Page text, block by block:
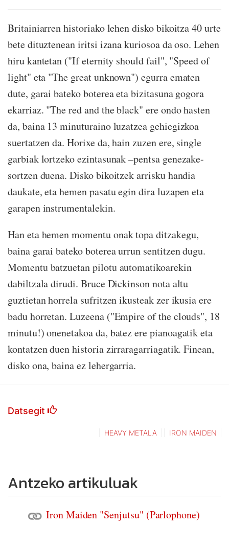
Britainiarren historiako lehen disko bikoitza 40 urte
bete dituztenean iritsi izana kuriosoa da oso. Lehen
hiru kantetan ("If eternity should fail", "Speed of
light" eta "The great unknown") egurra ematen
dute, garai bateko boterea eta bizitasuna gogora
ekarriaz. "The red and the black" ere ondo hasten
da, baina 13 minuturaino luzatzea gehiegizkoa
suertatzen da. Horixe da, hain zuzen ere, single
garbiak lortzeko ezintasunak –pentsa genezake-
sortzen duena. Disko bikoitzek arrisku handia
daukate, eta hemen pasatu egin dira luzapen eta
garapen instrumentalekin.
Han eta hemen momentu onak topa ditzakegu,
baina garai bateko boterea urrun sentitzen dugu.
Momentu batzuetan pilotu automatikoarekin
dabiltzala dirudi. Bruce Dickinson nota altu
guztietan horrela sufritzen ikusteak zer ikusia ere
badu horretan. Luzeena ("Empire of the clouds", 18
minutu!) onenetakoa da, batez ere pianoagatik eta
kontatzen duen historia zirraragarriagatik. Finean,
disko ona, baina ez lehergarria.
Datsegit
HEAVY METALA IRON MAIDEN
Antzeko artikuluak
Iron Maiden "Senjutsu" (Parlophone)